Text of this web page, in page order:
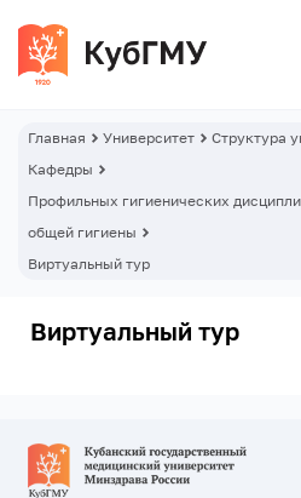
Главная Университет
Структура
Кафедры
Профильных гигиенических
общей гигиены
Виртуальный тур
Виртуальный тур